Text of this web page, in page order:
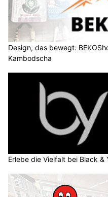
Design, das bewegt:
Kambodscha
Erlebe die Vielfalt bei Black